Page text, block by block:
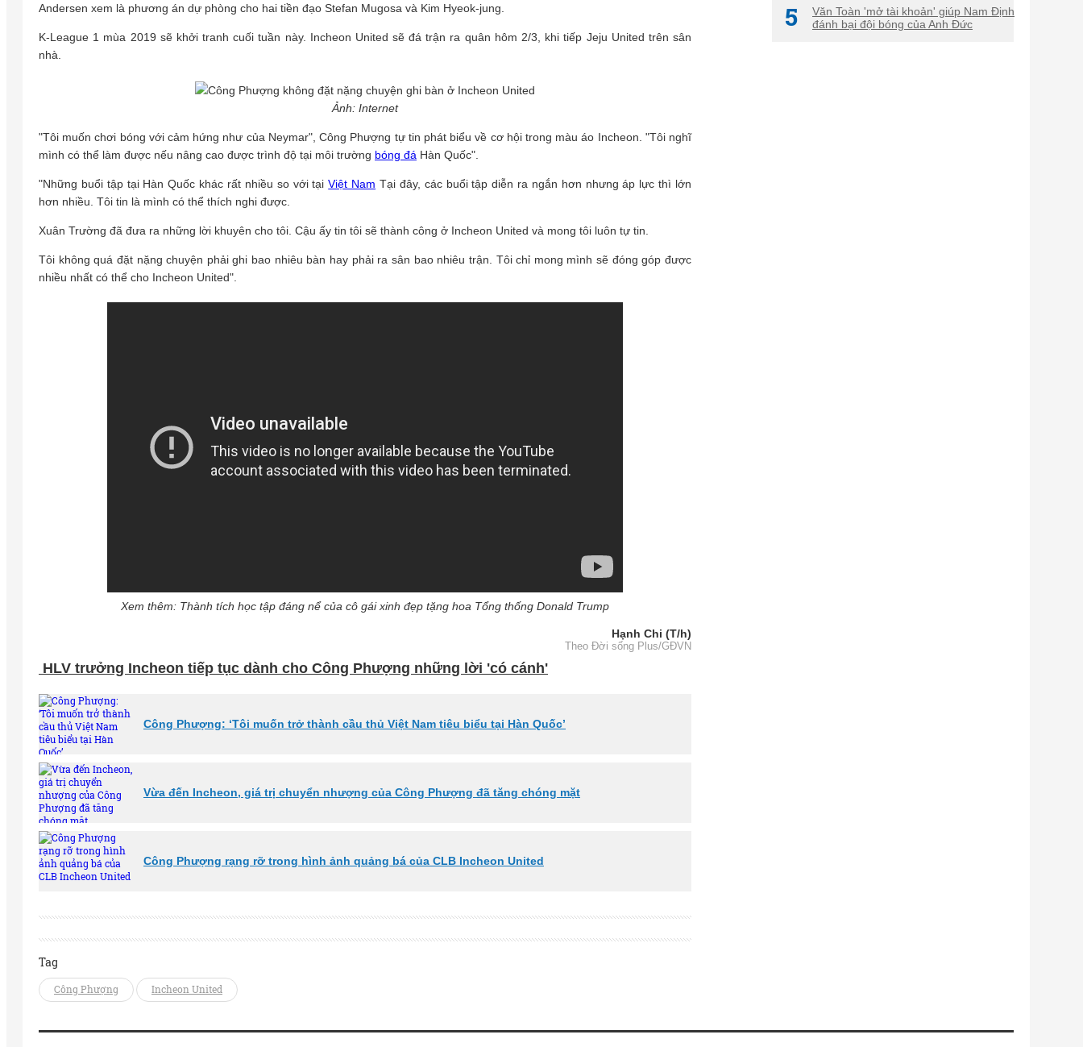
Andersen xem là phương án dự phòng cho hai tiền đạo Stefan Mugosa và Kim Hyeok-jung.
K-League 1 mùa 2019 sẽ khởi tranh cuối tuần này. Incheon United sẽ đá trận ra quân hôm 2/3, khi tiếp Jeju United trên sân
nhà.
Ảnh: Internet
"Tôi muốn chơi bóng với cảm hứng như của Neymar", Công Phượng tự tin phát biểu về cơ hội trong màu áo Incheon. "Tôi nghĩ
mình có thể làm được nếu nâng cao được trình độ tại môi trường bóng đá Hàn Quốc".
"Những buổi tập tại Hàn Quốc khác rất nhiều so với tạiViệt Nam Tại đây, các buổi tập diễn ra ngắn hơn nhưng áp lực thì lớn
hơn nhiều. Tôi tin là mình có thể thích nghi được.
Xuân Trường đã đưa ra những lời khuyên cho tôi. Cậu ấy tin tôi sẽ thành công ở Incheon United và mong tôi luôn tự tin.
Tôi không quá đặt nặng chuyện phải ghi bao nhiêu bàn hay phải ra sân bao nhiêu trận. Tôi chỉ mong mình sẽ đóng góp được
nhiều nhất có thể cho Incheon United".
Xem thêm: Thành tích học tập đáng nể của cô gái xinh đẹp tặng hoa Tổng thống Donald Trump
Hạnh Chi (T/h)
Theo Đời sống Plus/GĐVN
HLV trưởng Incheon tiếp tục dành cho Công Phượng những lời 'có cánh'
Công Phượng: ‘Tôi muốn trở thành cầu thủ Việt Nam tiêu biểu tại Hàn Quốc’
Vừa đến Incheon, giá trị chuyển nhượng của Công Phượng đã tăng chóng mặt
Công Phượng rạng rỡ trong hình ảnh quảng bá của CLB Incheon United
Tag
Công Phượng Incheon United
5
Văn Toàn 'mở tài khoản' giúp Nam Định
đánh bại đội bóng của Anh Đức